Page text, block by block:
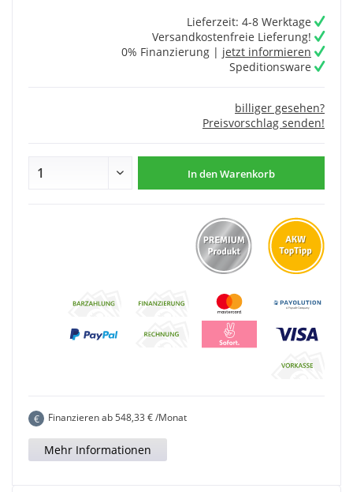
Lieferzeit: 4-8 Werktage
Versandkostenfreie Lieferung!
0% Finanzierung | jetzt informieren
Speditionsware
billiger gesehen?
Preisvorschlag senden!
In denWarenkorb
€ Finanzieren ab548,33 € /Monat
Mehr Informationen